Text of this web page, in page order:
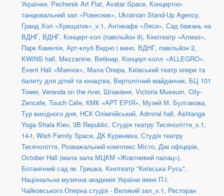
Українки, Pechersk Art Flat, Avatar Space, Концертно-
танцювальний зал «Ровесник», Ukrainian Stand-Up Agency,
Гранд Хол «Хрещатик»_v.1, Антикафе «Ляси», Сад бажань на
ВДНГ, ВДНГ, Концерт-хол (павільйон 9), Кінотеатр «Алмаз»,
Парк Камелія, Арт-клуб Видно і вино, ВДНГ, павільйон 2,
KWINS hall, Mezzanine, Вебінар, Концерт-холл «ALLEGRO»,
Event Hall «Маячок», Мала Опера, Київський театр опери та
балету для дітей та юнацтва, Вертолітний майданчик, БЦ 101
Tower, Veranda on the river, Шпаківня, Victoria Museum, City-
Zencafe, Touch Cafe, КМК «АРТ ЕРІЯ», Музей М. Булгакова,
Тур вихідного дня, НСК Олімпійський, Admiral hall, Ashtanga
Yoga Shala Kiev, 3B Republic, Студія театру Тисячоліття_v.1,
14-t, Wish Family Space, ДК Куренівка, Студія театру
Тисячоліття, Розважальний комплекс Місто, Дім офіцерів,
October Hall (мала зала МЦКМ «Жовтневий палац»),
Ботанічний сад ім. Гришка, Кінотеатр "Київська Русь",
Національна музична академія України імені П.І.
Чайковського.Оперна студія - Великий зал_v.1, Ресторан